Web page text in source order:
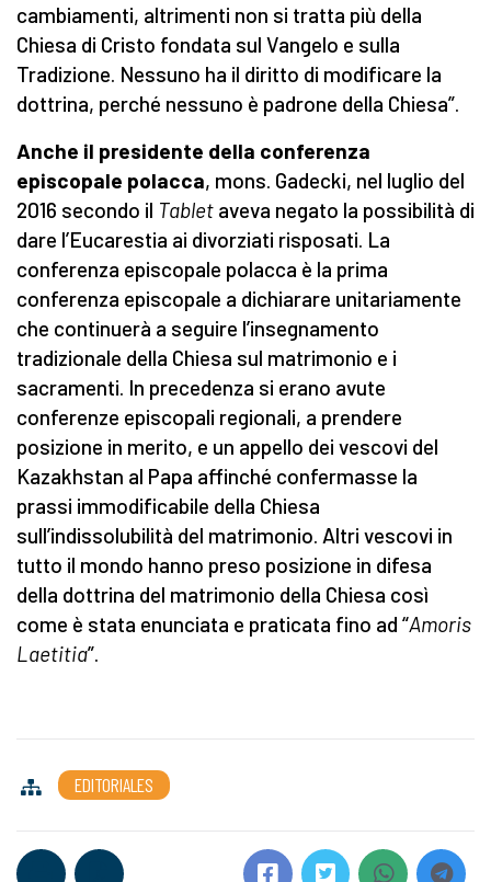
cambiamenti, altrimenti non si tratta più della
Chiesa di Cristo fondata sul Vangelo e sulla
Tradizione. Nessuno ha il diritto di modificare la
dottrina, perché nessuno è padrone della Chiesa”.
Anche il presidente della conferenza
episcopale polacca, mons. Gadecki, nel luglio del
2016 secondo il Tablet aveva negato la possibilità di
dare l’Eucarestia ai divorziati risposati. La
conferenza episcopale polacca è la prima
conferenza episcopale a dichiarare unitariamente
che continuerà a seguire l’insegnamento
tradizionale della Chiesa sul matrimonio e i
sacramenti. In precedenza si erano avute
conferenze episcopali regionali, a prendere
posizione in merito, e un appello dei vescovi del
Kazakhstan al Papa affinché confermasse la
prassi immodificabile della Chiesa
sull’indissolubilità del matrimonio. Altri vescovi in
tutto il mondo hanno preso posizione in difesa
della dottrina del matrimonio della Chiesa così
come è stata enunciata e praticata fino ad “Amoris
Laetitia”.
EDITORIALES